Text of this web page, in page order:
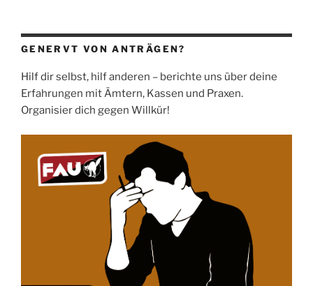
GENERVT VON ANTRÄGEN?
Hilf dir selbst, hilf anderen – berichte uns über deine
Erfahrungen mit Ämtern, Kassen und Praxen.
Organisier dich gegen Willkür!